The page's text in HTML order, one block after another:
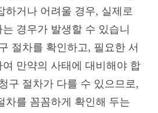
하거나 어려울 경우, 실제로
경우가 발생할 수 있습니
절차를 확인하고, 필요한 서
만약의 사태에 대비해야 합
구 절차가 다를 수 있으므로,
차를 꼼꼼하게 확인해 두는